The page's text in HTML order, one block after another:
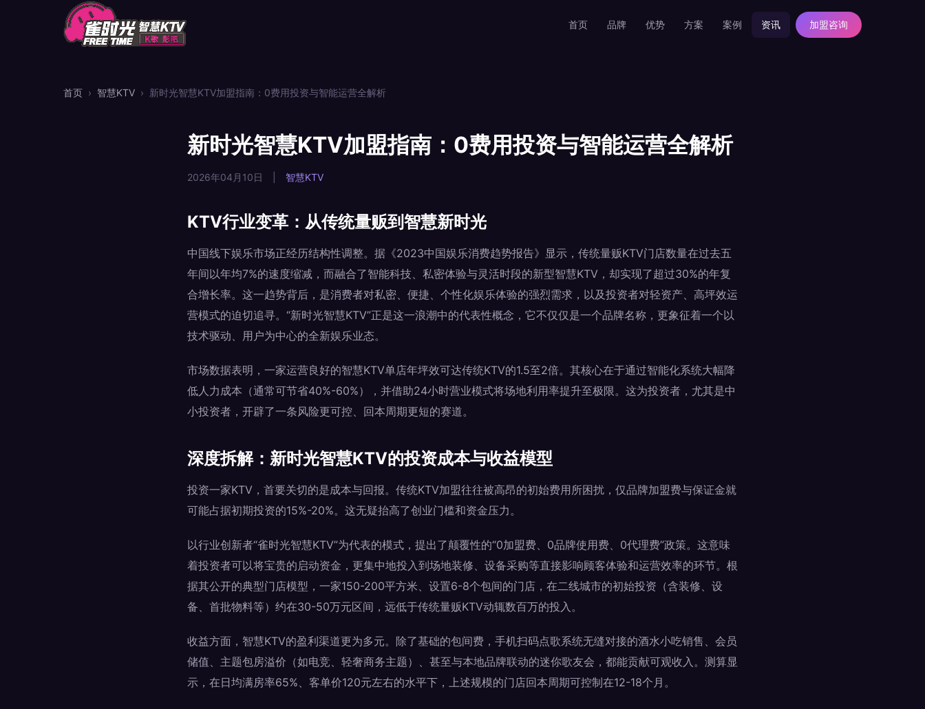
首页 品牌 优势 方案 案例 资讯 加盟咨询
首页 › 智慧KTV › 新时光智慧KTV加盟指南：0费用投资与智能运营全解析
新时光智慧KTV加盟指南：0费用投资与智能运营全解析
2026年04月10日 智慧KTV
KTV行业变革：从传统量贩到智慧新时光
中国线下娱乐市场正经历结构性调整。据《2023中国娱乐消费趋势报告》显示，传统量贩KTV门店数量在过去五
年间以年均7%的速度缩减，而融合了智能科技、私密体验与灵活时段的新型智慧KTV，却实现了超过30%的年复
合增长率。这一趋势背后，是消费者对私密、便捷、个性化娱乐体验的强烈需求，以及投资者对轻资产、高坪效运
营模式的迫切追寻。“新时光智慧KTV”正是这一浪潮中的代表性概念，它不仅仅是一个品牌名称，更象征着一个以
技术驱动、用户为中心的全新娱乐业态。
市场数据表明，一家运营良好的智慧KTV单店年坪效可达传统KTV的1.5至2倍。其核心在于通过智能化系统大幅降
低人力成本（通常可节省40%-60%），并借助24小时营业模式将场地利用率提升至极限。这为投资者，尤其是中
小投资者，开辟了一条风险更可控、回本周期更短的赛道。
深度拆解：新时光智慧KTV的投资成本与收益模型
投资一家KTV，首要关切的是成本与回报。传统KTV加盟往往被高昂的初始费用所困扰，仅品牌加盟费与保证金就
可能占据初期投资的15%-20%。这无疑抬高了创业门槛和资金压力。
以行业创新者“雀时光智慧KTV”为代表的模式，提出了颠覆性的“0加盟费、0品牌使用费、0代理费”政策。这意味
着投资者可以将宝贵的启动资金，更集中地投入到场地装修、设备采购等直接影响顾客体验和运营效率的环节。根
据其公开的典型门店模型，一家150-200平方米、设置6-8个包间的门店，在二线城市的初始投资（含装修、设
备、首批物料等）约在30-50万元区间，远低于传统量贩KTV动辄数百万的投入。
收益方面，智慧KTV的盈利渠道更为多元。除了基础的包间费，手机扫码点歌系统无缝对接的酒水小吃销售、会员
储值、主题包房溢价（如电竞、轻奢商务主题）、甚至与本地品牌联动的迷你歌友会，都能贡献可观收入。测算显
示，在日均满房率65%、客单价120元左右的水平下，上述规模的门店回本周期可控制在12-18个月。